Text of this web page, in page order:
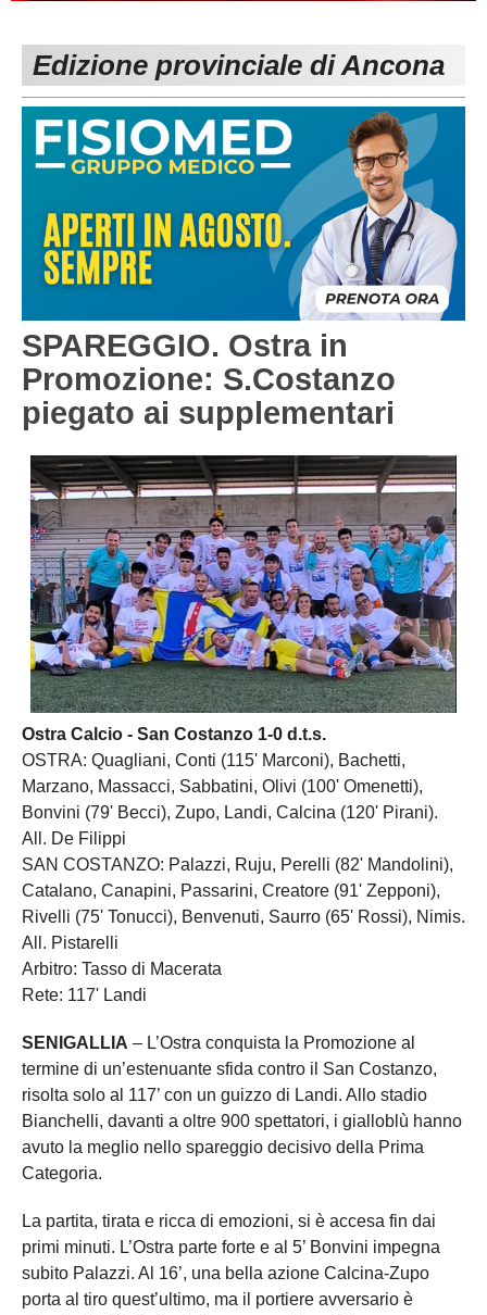
Carica la tua Rosa
1^ CATEGORIA
2^ CATEGORIA
3^ CATEGORIA
Edizione provinciale di Ancona
SPAREGGIO. Ostra in
Promozione: S.Costanzo
piegato ai supplementari
Ostra Calcio - San Costanzo 1-0 d.t.s.
OSTRA: Quagliani, Conti (115' Marconi), Bachetti,
Marzano, Massacci, Sabbatini, Olivi (100' Omenetti),
Bonvini (79' Becci), Zupo, Landi, Calcina (120' Pirani).
All. De Filippi
SAN COSTANZO: Palazzi, Ruju, Perelli (82' Mandolini),
Catalano, Canapini, Passarini, Creatore (91' Zepponi),
Rivelli (75' Tonucci), Benvenuti, Saurro (65' Rossi), Nimis.
All. Pistarelli
Arbitro: Tasso di Macerata
Rete: 117' Landi
SENIGALLIA – L’Ostra conquista la Promozione al
termine di un’estenuante sfida contro il San Costanzo,
risolta solo al 117’ con un guizzo di Landi. Allo stadio
Bianchelli, davanti a oltre 900 spettatori, i gialloblù hanno
avuto la meglio nello spareggio decisivo della Prima
Categoria.
La partita, tirata e ricca di emozioni, si è accesa fin dai
primi minuti. L’Ostra parte forte e al 5’ Bonvini impegna
subito Palazzi. Al 16’, una bella azione Calcina-Zupo
porta al tiro quest’ultimo, ma il portiere avversario è